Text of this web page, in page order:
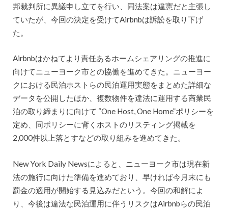
邦裁判所に異議申し立てを行い、同法案は違憲だと主張し
ていたが、今回の決定を受けてAirbnbは訴訟を取り下げ
た。
Airbnbはかねてより責任あるホームシェアリングの推進に
向けてニューヨーク市との協働を進めてきた。ニューヨー
クにおける民泊ホストらの民泊運用実態をまとめた詳細な
データを公開したほか、複数物件を違法に運用する商業民
泊の取り締まりに向けて “One Host, One Home”ポリシーを
定め、同ポリシーに背くホストのリスティング掲載を
2,000件以上落とすなどの取り組みを進めてきた。
New York Daily Newsによると、ニューヨーク市は現在新
法の施行に向けた準備を進めており、早ければ今月末にも
罰金の適用が開始する見込みだという。今回の和解によ
り、今後は違法な民泊運用に伴うリスクはAirbnbらの民泊